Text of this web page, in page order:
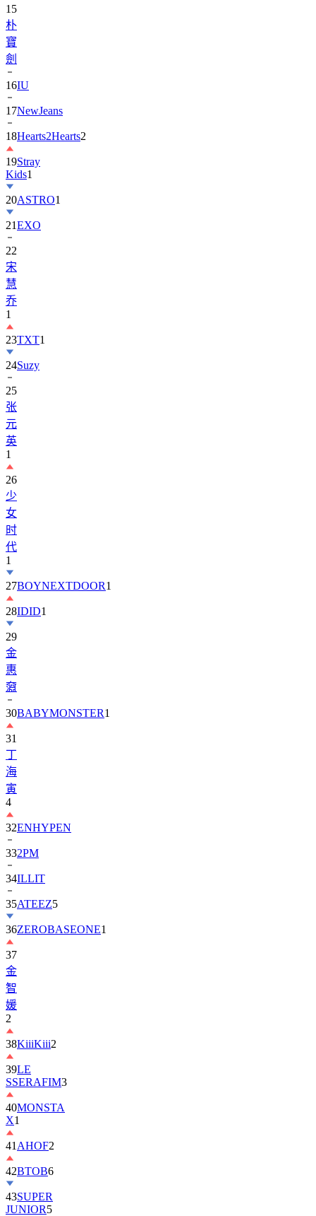
寶
劍
16
17NewJeans
18Hearts2Hearts
19Stray
Kids
20ASTRO
21EXO
22
宋
慧
乔
1
23
24Suzy
25
张
元
英
1
26
少
女
时
代
1
27
28IDID1
29
金
惠
奫
30
31
丁
海
寅
4
32
332PM
34ILLIT
35ATEEZ
36ZEROBASEONE
37
金
智
媛
2
38
39LE
SSERAFIM
40MONSTA
X
41AHOF
42 BTOB6
43SUPER
JUNIOR
44TWICE